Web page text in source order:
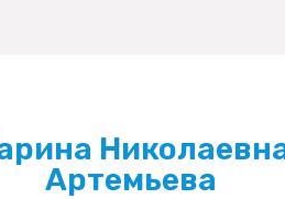
Артемьева